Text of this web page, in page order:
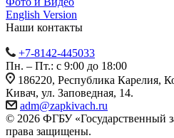
English Version
Наши контакты
+7-8142-445033
Пн. – Пт.: с 9:00 до 18:00
186220, Республика Карелия,
Кивач, ул. Заповедная, 14.
adm@zapkivach.ru
© 2026 ФГБУ «Государственный
права защищены.